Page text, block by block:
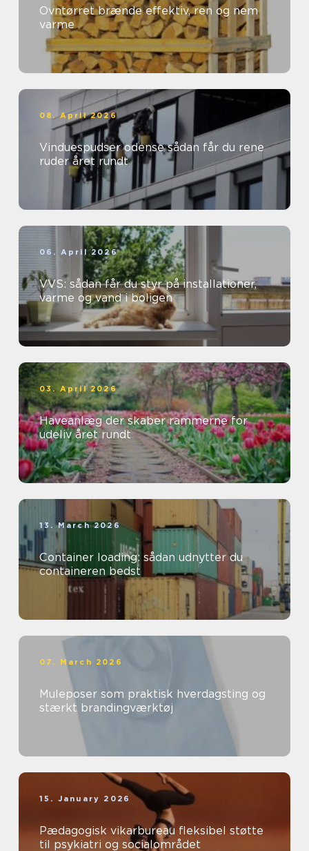
Ovntørret brænde effektiv, ren og nem
varme
08. April 2026
Vinduespudser odense sådan får du rene
ruder året rundt
06. April 2026
VVS: sådan får du styr på installationer,
varme og vand i boligen
03. April 2026
Haveanlæg der skaber rammerne for
udeliv året rundt
13. March 2026
Container loading: sådan udnytter du
containeren bedst
07. March 2026
Muleposer som praktisk hverdagsting og
stærkt brandingværktøj
15. January 2026
Pædagogisk vikarbureau fleksibel støtte
til psykiatri og socialområdet